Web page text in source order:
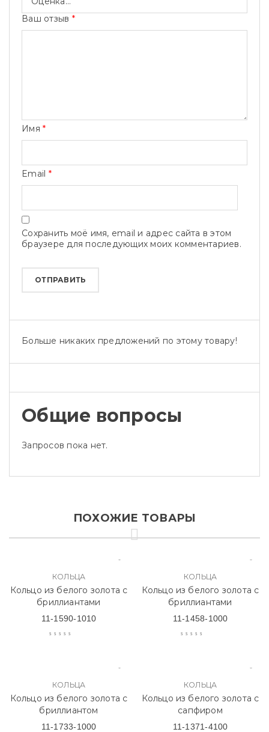
Ваш отзыв *
Имя *
Email *
Сохранить моё имя, email и адрес сайта в этом
браузере для последующих моих комментариев.
Больше никаких предложений по этому товару!
Общие вопросы
Запросов пока нет.
ПОХОЖИЕ ТОВАРЫ
КОЛЬЦА
Кольцо из белого золота с
бриллиантами
11-1590-1010
КОЛЬЦА
Кольцо из белого золота с
бриллиантами
11-1458-1000
КОЛЬЦА
Кольцо из белого золота с
бриллиантом
11-1733-1000
КОЛЬЦА
Кольцо из белого золота с
сапфиром
11-1371-4100